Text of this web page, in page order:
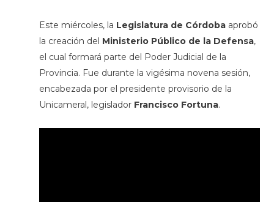
Este miércoles, la Legislatura de Córdoba aprobó
la creación del Ministerio Público de la Defensa,
el cual formará parte del Poder Judicial de la
Provincia. Fue durante la vigésima novena sesión,
encabezada por el presidente provisorio de la
Unicameral, legislador Francisco Fortuna.